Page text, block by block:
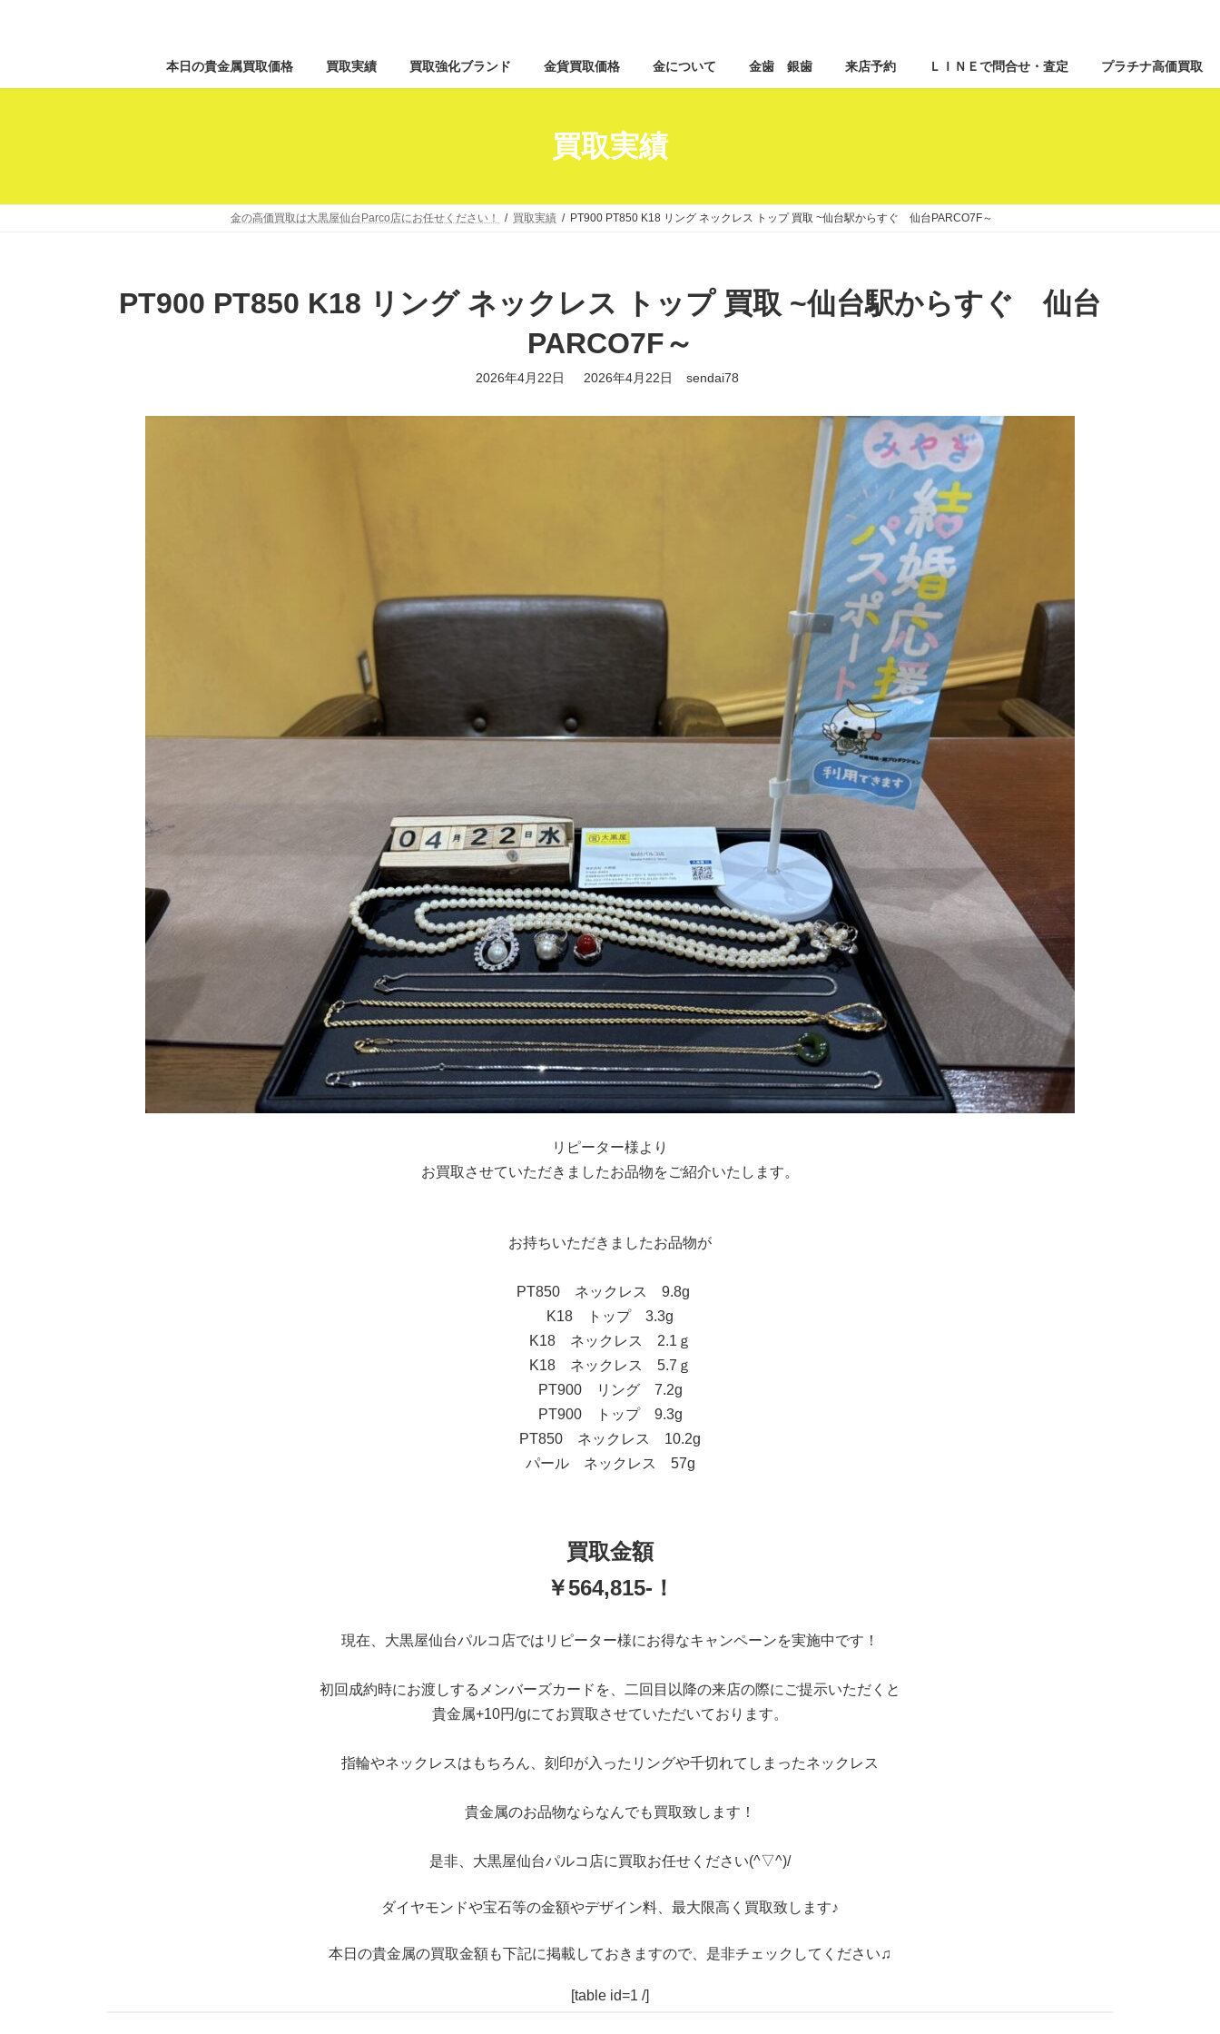
ン
テ
ツ
へ
ッ
プ
ビ
ゲ
シ
ョ
移
動
本日の貴金属買取価格 買取実績 買取強化ブランド 金貨買取価格 金について 金歯 銀歯 来店予約 ＬＩＮＥで問合せ・査定 プラチナ高価買取
買取実績
金の高価買取は大黒屋仙台Parco店にお任せください！ 買取実績 PT900 PT850 K18 リング ネックレス トップ 買取 ~仙台駅からすぐ 仙台PARCO7F～
PT900 PT850 K18 リング ネックレス トップ 買取 ~仙台駅からすぐ 仙台
PARCO7F～
2026年4月22日
最
2026年4月22日 sendai78
リピーター様より
お買取させていただきましたお品物をご紹介いたします。
お持ちいただきましたお品物が
PT850 ネックレス 9.8g
K18 トップ 3.3g
K18 ネックレス 2.1ｇ
K18 ネックレス 5.7ｇ
PT900 リング 7.2g
PT900 トップ 9.3g
PT850 ネックレス 10.2g
パール ネックレス 57g
買取金額
￥564,815-！
現在、大黒屋仙台パルコ店ではリピーター様にお得なキャンペーンを実施中です！
初回成約時にお渡しするメンバーズカードを、二回目以降の来店の際にご提示いただくと
貴金属+10円/gにてお買取させていただいております。
指輪やネックレスはもちろん、刻印が入ったリングや千切れてしまったネックレス
貴金属のお品物ならなんでも買取致します！
是非、大黒屋仙台パルコ店に買取お任せください(^▽^)/
ダイヤモンドや宝石等の金額やデザイン料、最大限高く買取致します♪
本日の貴金属の買取金額も下記に掲載しておきますので、是非チェックしてください♫
[table id=1 /]